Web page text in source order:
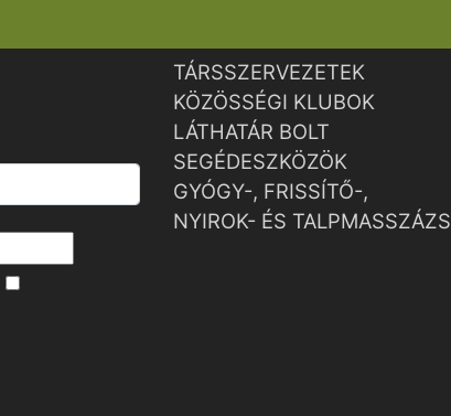
TÁRSSZERVEZETEK
KÖZÖSSÉGI KLUBOK
LÁTHATÁR BOLT
SEGÉDESZKÖZÖK
GYÓGY-, FRISSÍTŐ-,
NYIROK- ÉS TALPMASSZÁZS